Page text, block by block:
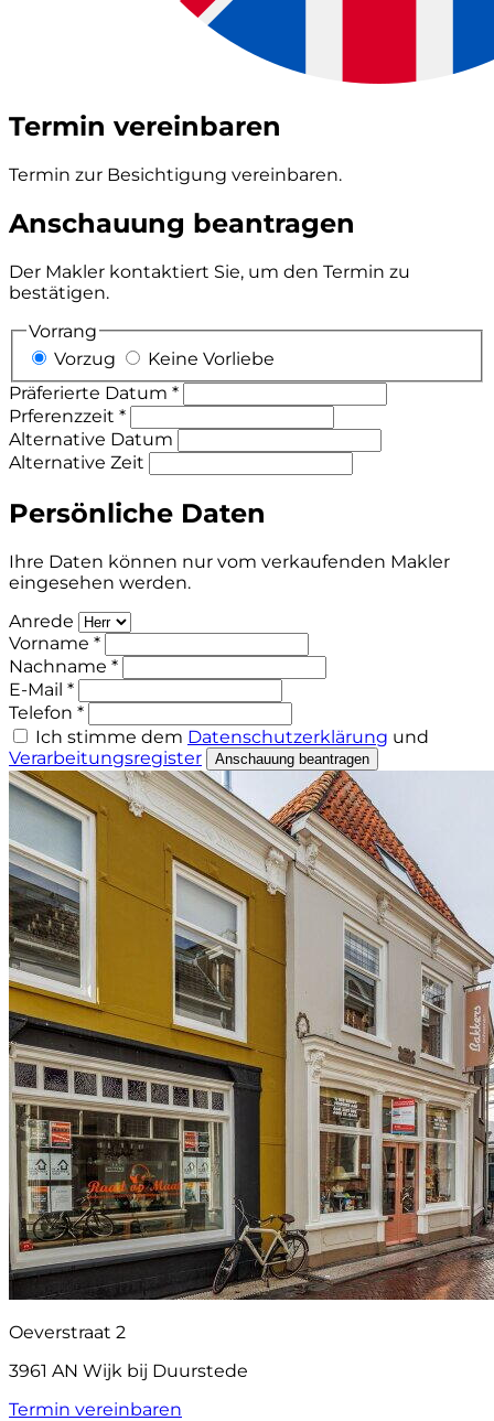
Termin vereinbaren
Termin zur Besichtigung vereinbaren.
Anschauung beantragen
Der Makler kontaktiert Sie, um den Termin zu
bestätigen.
Vorrang
Vorzug
Keine Vorliebe
Präferierte Datum *
Prferenzzeit *
Alternative Datum
Alternative Zeit
Persönliche Daten
Ihre Daten können nur vom verkaufenden Makler
eingesehen werden.
Anrede
Vorname *
Nachname *
E-Mail *
Telefon *
Ich stimme dem Datenschutzerklärung und
Verarbeitungsregister
Anschauung beantragen
Oeverstraat 2
3961 AN Wijk bij Duurstede
Termin vereinbaren